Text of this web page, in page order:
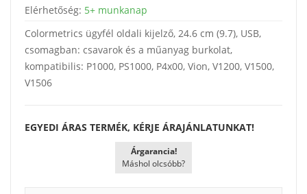
Elérhetőség: 5+ munkanap
Colormetrics ügyfél oldali kijelző, 24.6 cm (9.7), USB,
csomagban: csavarok és a műanyag burkolat,
kompatibilis: P1000, PS1000, P4x00, Vion, V1200, V1500,
V1506
EGYEDI ÁRAS TERMÉK, KÉRJE ÁRAJÁNLATUNKAT!
Árgarancia!
Máshol olcsóbb?